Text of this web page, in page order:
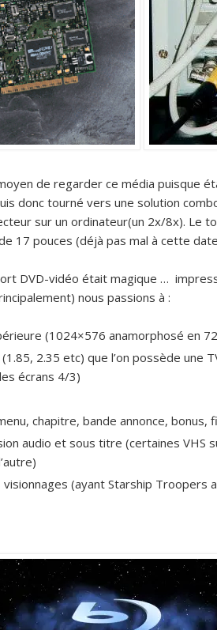
de regarder ce média puisque
donc tourné vers une solution
sur un ordinateur(un 2x/8x). Le
17 pouces (déjà pas mal à cette
DVD-vidéo était magique …
nous passions à :
(1024×576 anamorphosé en
2.35 etc) que l’on possède une
écrans 4/3)
chapitre, bande annonce, bonus,
audio et sous titre (certaines VHS
(ayant Starship Troopers